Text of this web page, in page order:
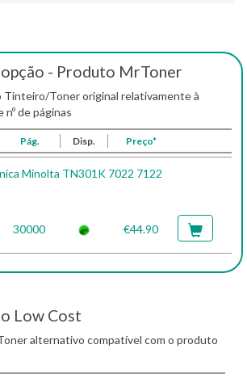
- Produto MrToner
Tinteiro/Toner original relativamente à
nº de páginas
Pág. Disp. Preço*
Minolta TN301K 7022 7122
30000 €44.90
Low Cost
alternativo compatível com o produto